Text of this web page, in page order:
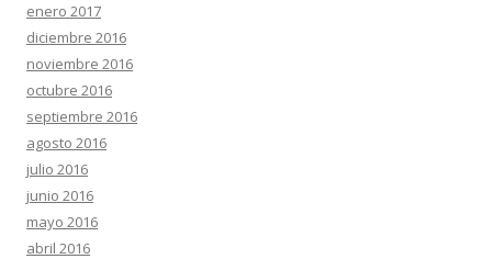
enero 2017
diciembre 2016
noviembre 2016
octubre 2016
septiembre 2016
agosto 2016
julio 2016
junio 2016
mayo 2016
abril 2016